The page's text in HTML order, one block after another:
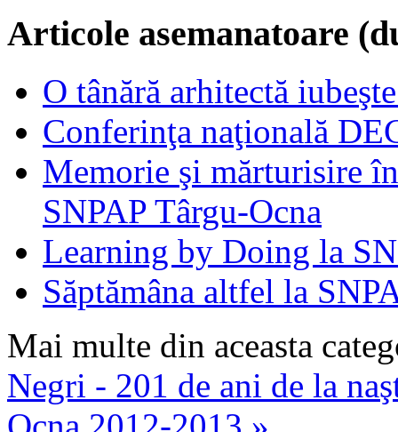
Articole asemanatoare
O tânără arhitectă
Conferinţa naţională
Memorie şi mărturisire
SNPAP Târgu-Ocna
Learning by Doing la
Săptămâna altfel la
Mai multe din aceasta
Negri - 201 de ani de la